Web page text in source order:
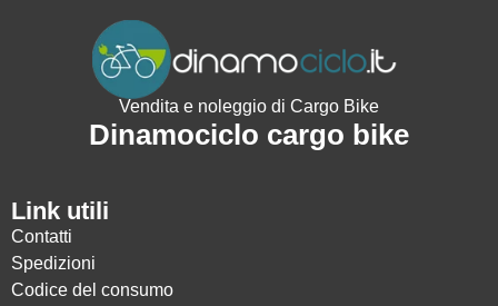
Vendita e noleggio di Cargo Bike
Dinamociclo cargo bike
Link utili
Contatti
Spedizioni
Codice del consumo